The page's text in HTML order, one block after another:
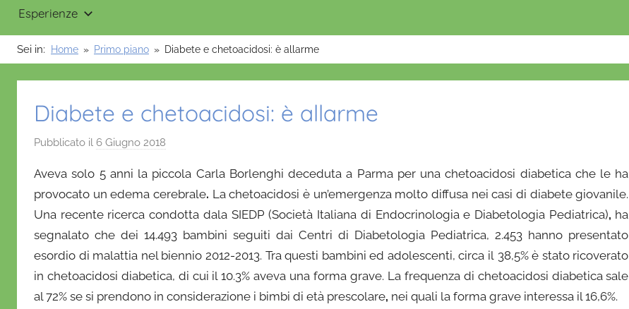
Esperienze
Sei in: Home Primo piano Diabete e chetoacidosi: è allarme
Diabete e chetoacidosi: è allarme
Pubblicato il 6 Giugno 2018
D
a
n
i
e
l
Aveva solo 5 anni la piccola Carla Borlenghi deceduta a Parma per una chetoacidosi diabetica che le ha
provocato un edema cerebrale. La chetoacidosi è un’emergenza molto diffusa nei casi di diabete giovanile.
Una recente ricerca condotta dala SIEDP (Società Italiana di Endocrinologia e Diabetologia Pediatrica), ha
segnalato che dei 14.493 bambini seguiti dai Centri di Diabetologia Pediatrica, 2.453 hanno presentato
esordio di malattia nel biennio 2012-2013. Tra questi bambini ed adolescenti, circa il 38,5% è stato ricoverato
in chetoacidosi diabetica, di cui il 10.3% aveva una forma grave. La frequenza di chetoacidosi diabetica sale
al 72% se si prendono in considerazione i bimbi di età prescolare, nei quali la forma grave interessa il 16,6%.